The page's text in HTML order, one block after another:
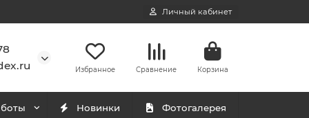
Личный кабинет
Избранное Сравнение Корзина
Новинки Фотогалерея